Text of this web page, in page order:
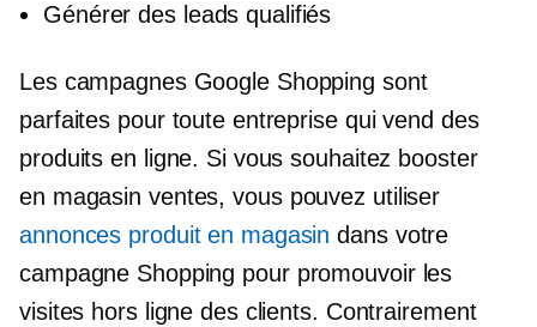
Générer des leads qualifiés
Les campagnes Google Shopping sont
parfaites pour toute entreprise qui vend des
produits en ligne. Si vous souhaitez booster
en magasin ventes, vous pouvez utiliser
annonces produit en magasin dans votre
campagne Shopping pour promouvoir les
visites hors ligne des clients. Contrairement